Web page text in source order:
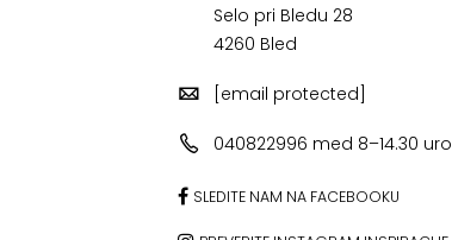
Selo pri Bledu 28
4260 Bled
[email protected]
040822996 med 8–14.30 uro
SLEDITE NAM NA FACEBOOKU